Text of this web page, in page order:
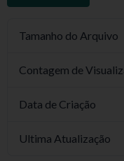
Tamanho do Arquivo
Contagem de
Data de Criação
Ultima Atualização